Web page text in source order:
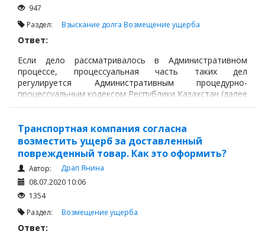
Судебные расходы
Процессуальные сроки
Производство по пересмотру судебных актов
Возмещение ущерба
947
Раздел: Взыскание долга Возмещение ущерба
Ответ:
Если дело рассматривалось в Административном
процессе, процессуальная часть таких дел
регулируется Административным процедурно-
процессуальным кодексом Республики Казахстан (далее
по тексту - Кодекс). Согласно п.п. 7 п. 1 ст. 28 Кодекса:
Транспортная компания согласна
возместить ущерб за доставленный
поврежденный товар. Как это оформить?
Автор:
Драп Янина
08.07.2020 10:06
1354
Раздел: Возмещение ущерба
Ответ: